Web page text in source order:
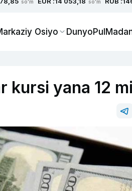
so'm so'm
Osiyo DunyoPul
kursi yana 12